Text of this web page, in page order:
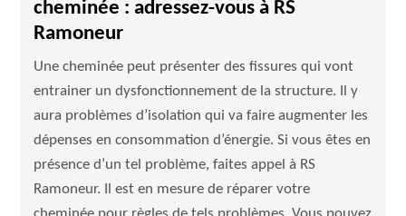
cheminée : adressez-vous à RS
Ramoneur
Une cheminée peut présenter des fissures qui vont
entrainer un dysfonctionnement de la structure. Il y
aura problèmes d’isolation qui va faire augmenter les
dépenses en consommation d’énergie. Si vous êtes en
présence d’un tel problème, faites appel à RS
Ramoneur. Il est en mesure de réparer votre